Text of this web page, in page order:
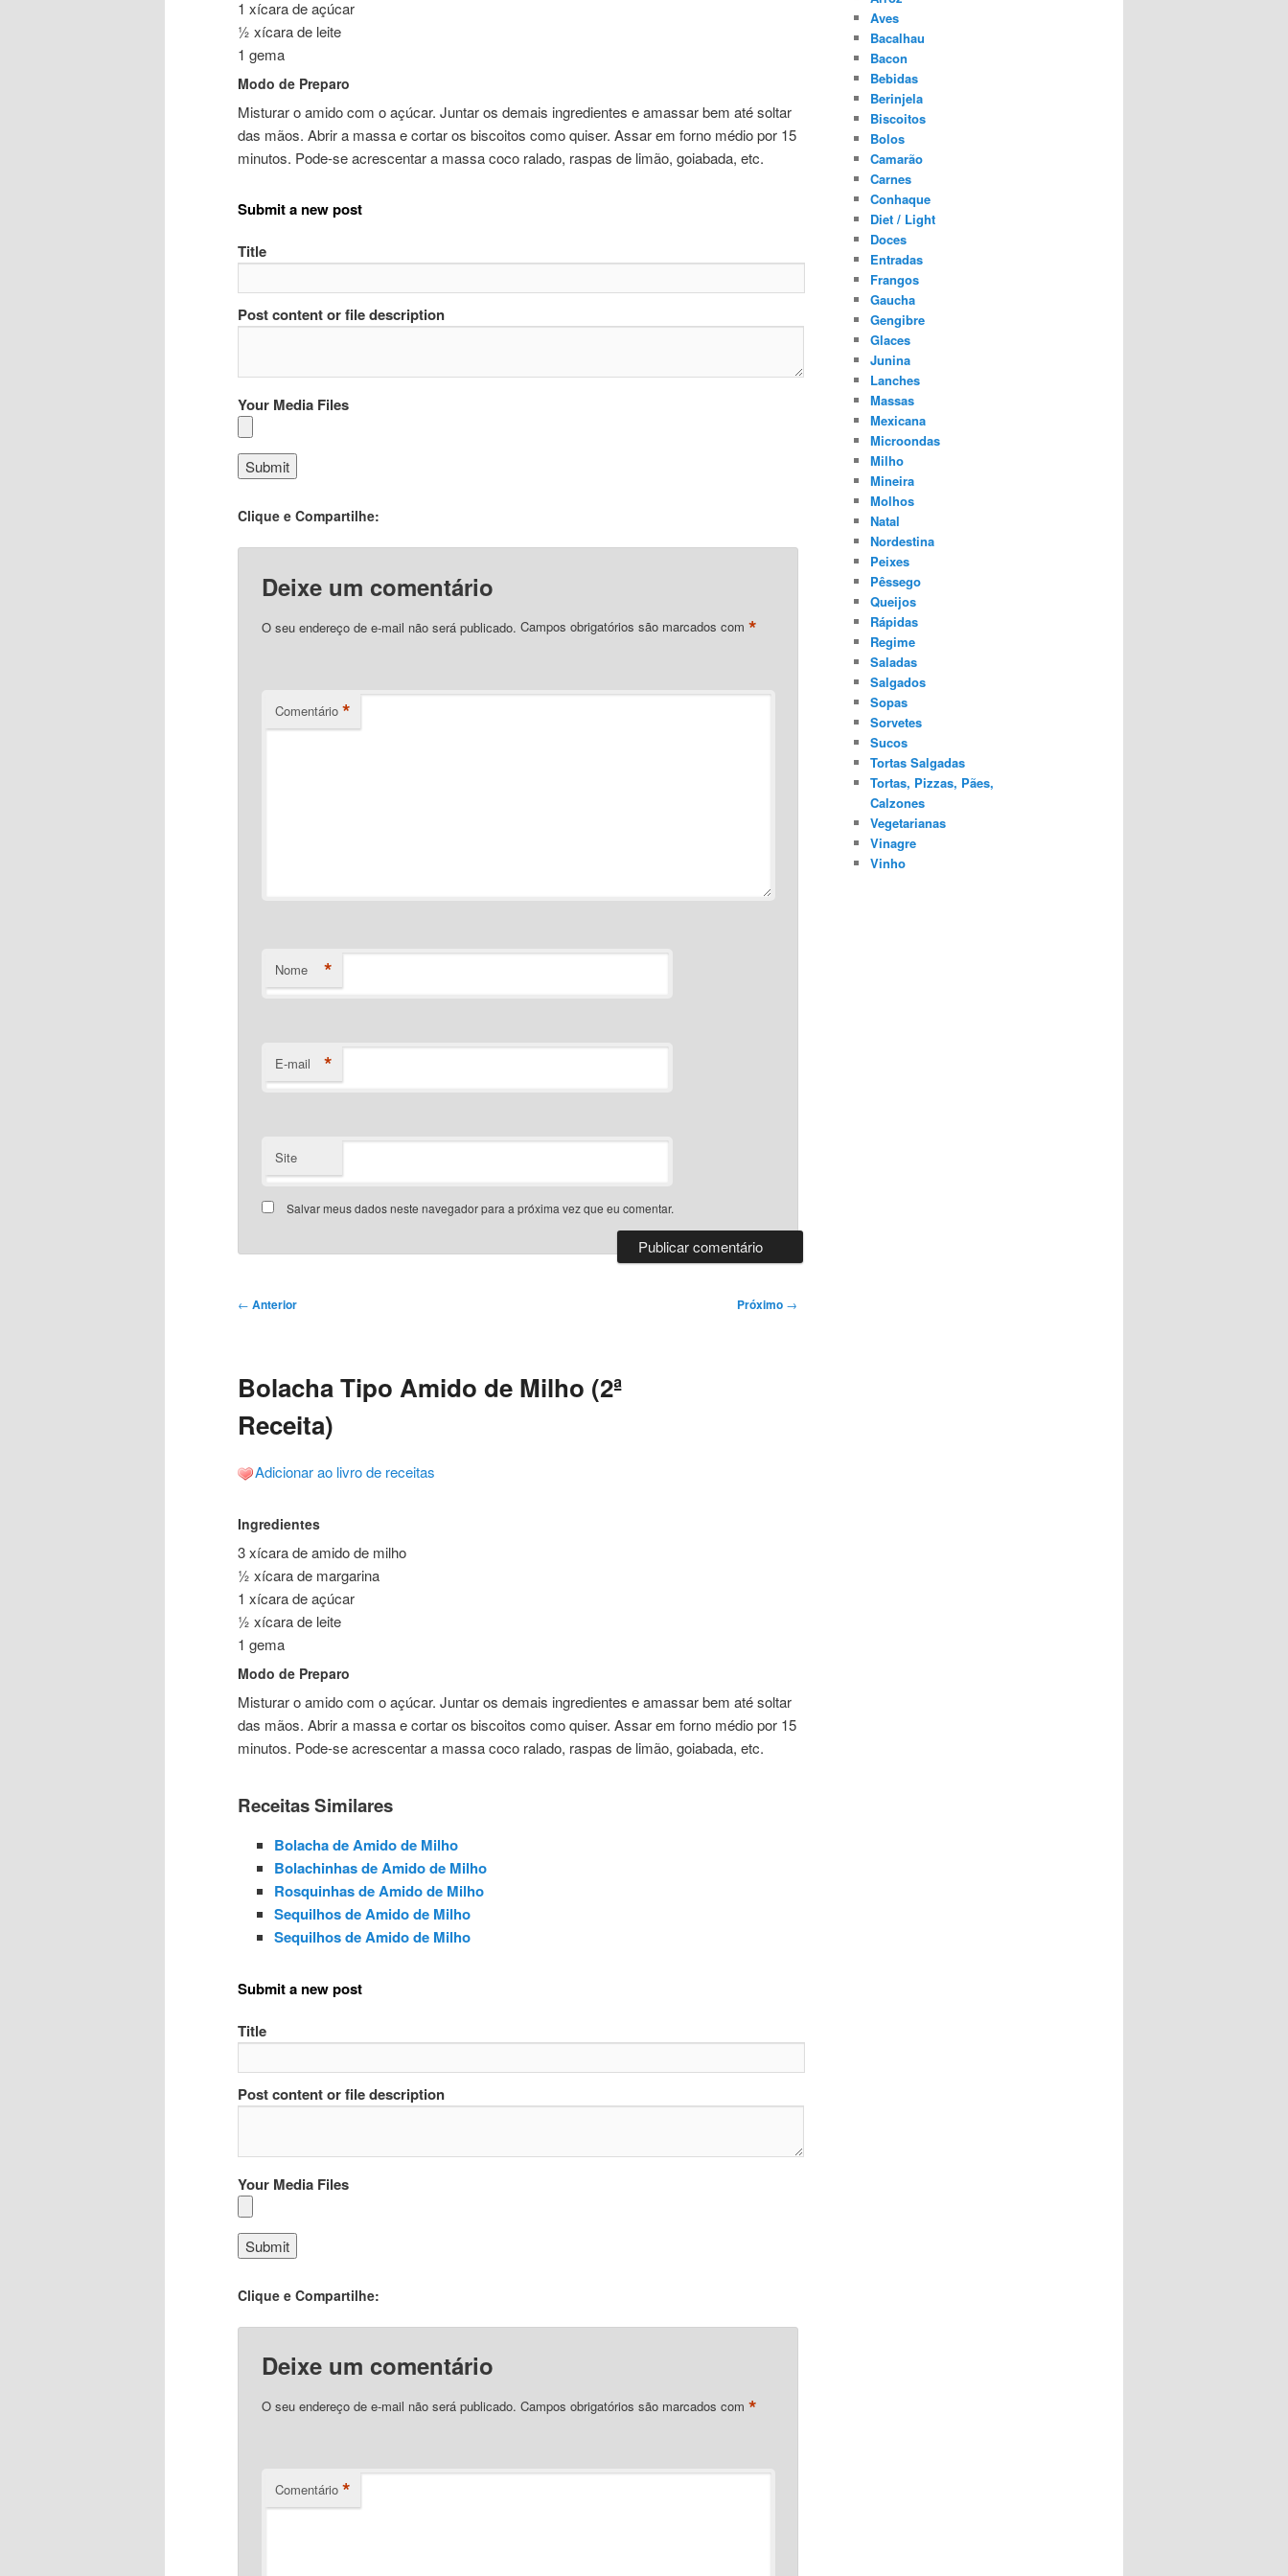
1 xícara de açúcar
½ xícara de leite
1 gema
Modo de Preparo
Misturar o amido com o açúcar. Juntar os demais ingredientes e amassar bem até soltar
das mãos. Abrir a massa e cortar os biscoitos como quiser. Assar em forno médio por 15
minutos. Pode-se acrescentar a massa coco ralado, raspas de limão, goiabada, etc.
Submit a new post
Title
Post content or file description
Your Media Files
Clique e Compartilhe:
Deixe um comentário
O seu endereço de e-mail não será publicado. Campos obrigatórios são marcados com*
Comentário *
Nome *
E-mail *
Site
Salvar meus dados neste navegador para a próxima vez que eu comentar.
Navegação
← Anterior Próximo →
Bolacha Tipo Amido de Milho (2ª
Receita)
Adicionar ao livro de receitas
Ingredientes
3 xícara de amido de milho
½ xícara de margarina
1 xícara de açúcar
½ xícara de leite
1 gema
Modo de Preparo
Misturar o amido com o açúcar. Juntar os demais ingredientes e amassar bem até soltar
das mãos. Abrir a massa e cortar os biscoitos como quiser. Assar em forno médio por 15
minutos. Pode-se acrescentar a massa coco ralado, raspas de limão, goiabada, etc.
Receitas Similares
Bolacha de Amido de Milho
Bolachinhas de Amido de Milho
Rosquinhas de Amido de Milho
Sequilhos de Amido de Milho
Sequilhos de Amido de Milho
Submit a new post
Title
Post content or file description
Your Media Files
Clique e Compartilhe:
Deixe um comentário
O seu endereço de e-mail não será publicado. Campos obrigatórios são marcados com*
Comentário *
Aves
Bacalhau
Bacon
Bebidas
Berinjela
Biscoitos
Bolos
Camarão
Carnes
Conhaque
Diet / Light
Doces
Entradas
Frangos
Gaucha
Gengibre
Glaces
Junina
Lanches
Massas
Mexicana
Microondas
Milho
Mineira
Molhos
Natal
Nordestina
Peixes
Pêssego
Queijos
Rápidas
Regime
Saladas
Salgados
Sopas
Sorvetes
Sucos
Tortas Salgadas
Tortas, Pizzas, Pães,
Calzones
Vegetarianas
Vinagre
Vinho